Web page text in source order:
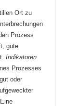
Ort zu
Prozess
gute
Indikatoren
Prozesses
oder